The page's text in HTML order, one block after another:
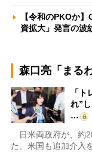
【令和のPKOか
資拡大」発言の
森口亮「まる
「
れ”
…
日米両政府が、約
た。米国も追加介入